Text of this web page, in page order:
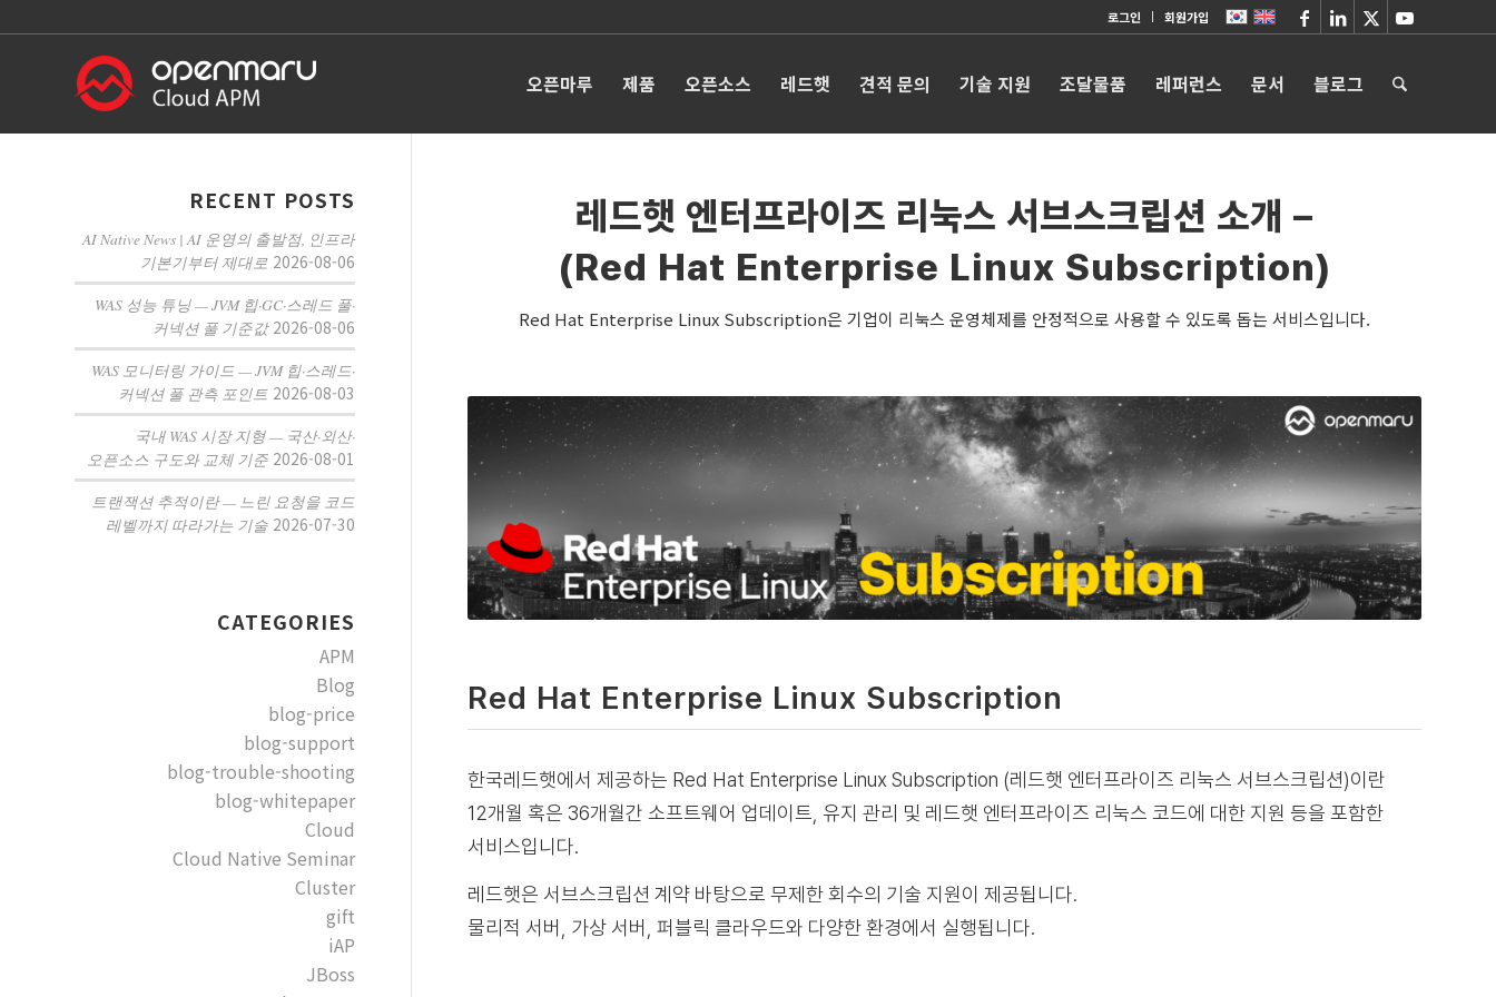
로그인 회원가입
오픈마루 제품 오픈소스 레드햇 견적 문의 기술 지원 조달물품 레퍼런스 문서 블로그
레드햇 엔터프라이즈 리눅스 서브스크립션 소개 –
(Red Hat Enterprise Linux Subscription)
Red Hat Enterprise Linux Subscription은 기업이 리눅스 운영체제를 안정적으로 사용할 수 있도록 돕는 서비스입니다.
Red Hat Enterprise Linux Subscription
한국레드햇에서 제공하는 Red Hat Enterprise Linux Subscription (레드햇 엔터프라이즈 리눅스 서브스크립션)이란
12개월 혹은 36개월간 소프트웨어 업데이트, 유지 관리 및 레드햇 엔터프라이즈 리눅스 코드에 대한 지원 등을 포함한
서비스입니다.
레드햇은 서브스크립션 계약 바탕으로 무제한 회수의 기술 지원이 제공됩니다.
물리적 서버, 가상 서버, 퍼블릭 클라우드와 다양한 환경에서 실행됩니다.
RECENT POSTS
AI Native News | AI 운영의 출발점, 인프라
기본기부터 제대로 2026-08-06
WAS 성능 튜닝 — JVM 힙·GC·스레드 풀·
커넥션 풀 기준값 2026-08-06
WAS 모니터링 가이드 — JVM 힙·스레드·
커넥션 풀 관측 포인트 2026-08-03
국내 WAS 시장 지형 — 국산·외산·
오픈소스 구도와 교체 기준 2026-08-01
트랜잭션 추적이란 — 느린 요청을 코드
레벨까지 따라가는 기술 2026-07-30
CATEGORIES
APM
Blog
blog-price
blog-support
blog-trouble-shooting
blog-whitepaper
Cloud
Cloud Native Seminar
Cluster
gift
iAP
JBoss